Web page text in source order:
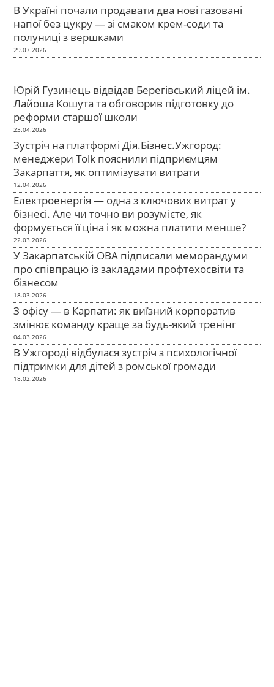
В Україні почали продавати два нові газовані
напої без цукру — зі смаком крем-соди та
полуниці з вершками
29.07.2026
Юрій Гузинець відвідав Берегівський ліцей ім.
Лайоша Кошута та обговорив підготовку до
реформи старшої школи
23.04.2026
Зустріч на платформі Дія.Бізнес.Ужгород:
менеджери Tolk пояснили підприємцям
Закарпаття, як оптимізувати витрати
12.04.2026
Електроенергія — одна з ключових витрат у
бізнесі. Але чи точно ви розумієте, як
формується її ціна і як можна платити менше?
22.03.2026
У Закарпатській ОВА підписали меморандуми
про співпрацю із закладами профтехосвіти та
бізнесом
18.03.2026
З офісу — в Карпати: як виїзний корпоратив
змінює команду краще за будь-який тренінг
04.03.2026
В Ужгороді відбулася зустріч з психологічної
підтримки для дітей з ромської громади
18.02.2026